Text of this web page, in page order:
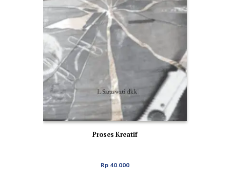
Proses Kreatif
Rp 40.000